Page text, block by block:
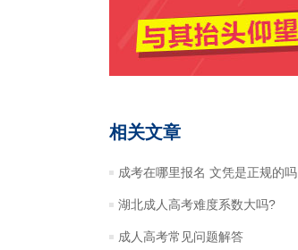
相关文章
成考在哪里报名 文凭是正规的吗
湖北成人高考难度系数大吗?
成人高考常见问题解答